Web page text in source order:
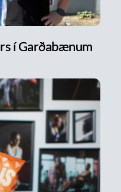
í Garðabænum